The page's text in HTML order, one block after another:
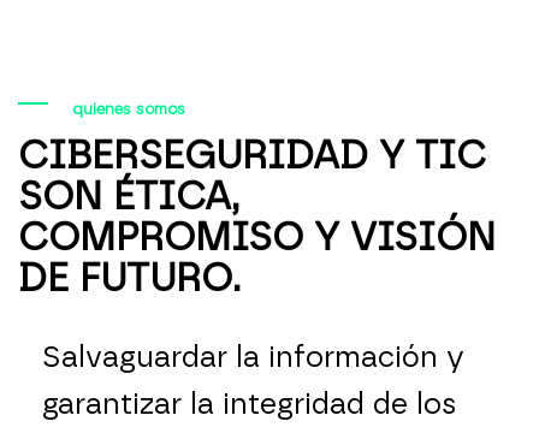
quienes somos
CIBERSEGURIDAD Y TIC
SON ÉTICA,
COMPROMISO Y VISIÓN
DE FUTURO.
Salvaguardar la información y
garantizar la integridad de los